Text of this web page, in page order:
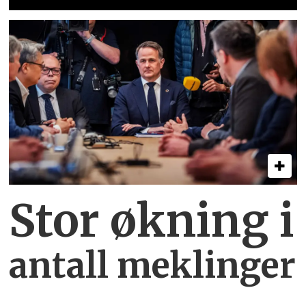
Stor økning i
antall meklinger